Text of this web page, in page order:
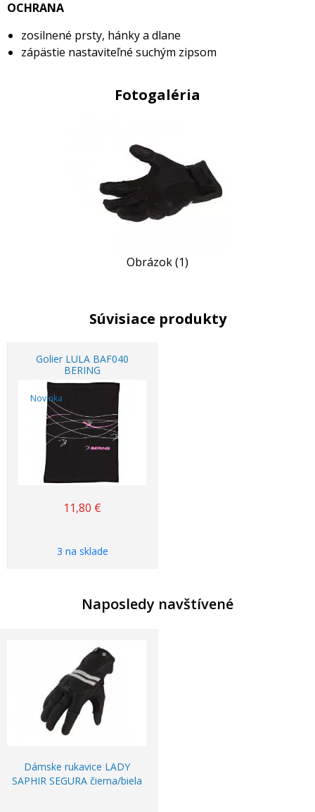
OCHRANA
zosilnené prsty, hánky a dlane
zápästie nastaviteľné suchým zipsom
Fotogaléria
Obrázok (1)
Súvisiace produkty
Golier LULA BAF040
BERING
Novinka
11,80 €
3 na sklade
Naposledy navštívené
Dámske rukavice LADY
SAPHIR SEGURA čierna/biela